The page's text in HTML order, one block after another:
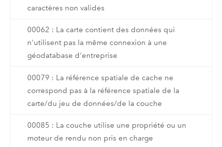
caractères non valides
00062 : La carte contient des données qui
n'utilisent pas la même connexion à une
géodatabase d'entreprise
00079 : La référence spatiale de cache ne
correspond pas à la référence spatiale de la
carte/du jeu de données/de la couche
00085 : La couche utilise une propriété ou un
moteur de rendu non pris en charge